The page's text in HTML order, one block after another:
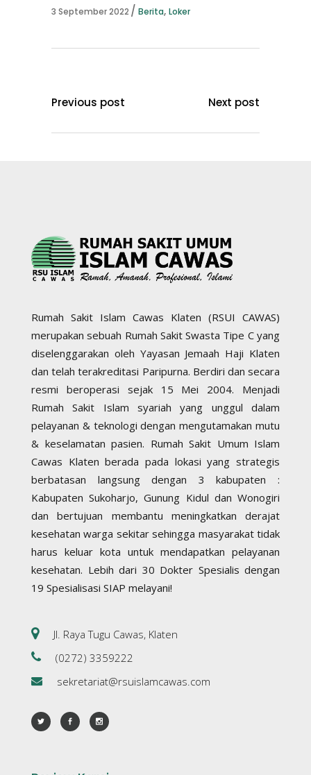
3 September 2022 Berita, Loker
Previous post Next post
Rumah Sakit Islam Cawas Klaten (RSUI CAWAS)
merupakan sebuah Rumah Sakit Swasta Tipe C yang
diselenggarakan oleh Yayasan Jemaah Haji Klaten
dan telah terakreditasi Paripurna. Berdiri dan secara
resmi beroperasi sejak 15 Mei 2004. Menjadi
Rumah Sakit Islam syariah yang unggul dalam
pelayanan & teknologi dengan mengutamakan mutu
& keselamatan pasien. Rumah Sakit Umum Islam
Cawas Klaten berada pada lokasi yang strategis
berbatasan langsung dengan 3 kabupaten :
Kabupaten Sukoharjo, Gunung Kidul dan Wonogiri
dan bertujuan membantu meningkatkan derajat
kesehatan warga sekitar sehingga masyarakat tidak
harus keluar kota untuk mendapatkan pelayanan
kesehatan. Lebih dari 30 Dokter Spesialis dengan
19 Spesialisasi SIAP melayani!
Jl. Raya Tugu Cawas, Klaten
(0272) 3359222
sekretariat@rsuislamcawas.com